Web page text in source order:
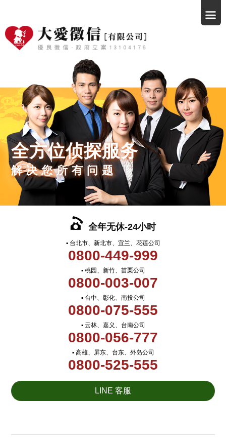
全方位侦探服务
解决您所有问题
全年无休-24小时
▪ 台北市、新北市、宜兰、花莲公司
0800-449-999
▪ 桃园、新竹、苗栗公司
0800-003-007
▪ 台中、彰化、南投公司
0800-075-555
▪ 云林、嘉义、台南公司
0800-056-777
▪ 高雄、屏东、台东、外岛公司
0800-525-555
LINE 客服